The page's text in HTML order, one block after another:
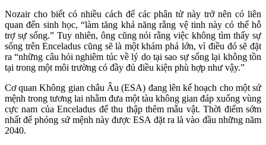
Nozair cho biết có nhiều cách để các phân tử này trở nên có liên
quan đến sinh học, “làm tăng khả năng rằng vệ tinh này có thể hỗ
trợ sự sống.” Tuy nhiên, ông cũng nói rằng việc không tìm thấy sự
sống trên Enceladus cũng sẽ là một khám phá lớn, vì điều đó sẽ đặt
ra “những câu hỏi nghiêm túc về lý do tại sao sự sống lại không tồn
tại trong một môi trường có đầy đủ điều kiện phù hợp như vậy.”
Cơ quan Không gian châu Âu (ESA) đang lên kế hoạch cho một sứ
mệnh trong tương lai nhằm đưa một tàu không gian đáp xuống vùng
cực nam của Enceladus để thu thập thêm mẫu vật. Thời điểm sớm
nhất để phóng sứ mệnh này được ESA đặt ra là vào đầu những năm
2040.